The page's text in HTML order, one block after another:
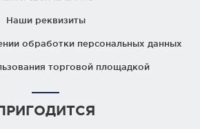
Наши реквизиты
обработки персональных данных
торговой площадкой